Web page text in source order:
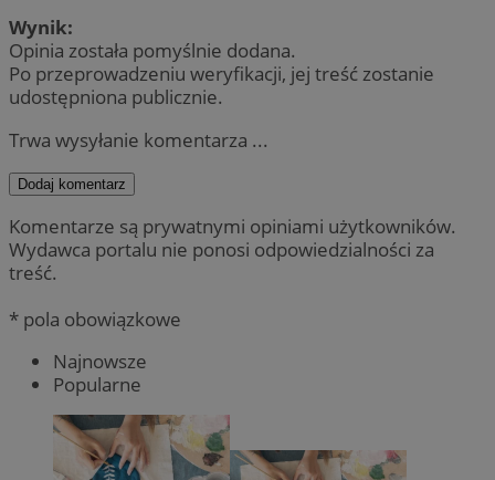
Wynik:
Opinia została pomyślnie dodana.
Po przeprowadzeniu weryfikacji, jej treść zostanie
udostępniona publicznie.
Trwa wysyłanie komentarza ...
Dodaj komentarz
Komentarze są prywatnymi opiniami użytkowników.
Wydawca portalu nie ponosi odpowiedzialności za
treść.
* pola obowiązkowe
Najnowsze
Popularne